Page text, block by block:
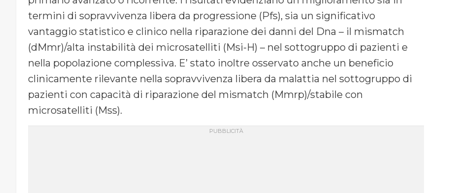
termini di sopravvivenza libera da progressione (Pfs), sia un significativo
vantaggio statistico e clinico nella riparazione dei danni del Dna – il mismatch
(dMmr)/alta instabilità dei microsatelliti (Msi-H) – nel sottogruppo di pazienti e
nella popolazione complessiva. E’ stato inoltre osservato anche un beneficio
clinicamente rilevante nella sopravvivenza libera da malattia nel sottogruppo di
pazienti con capacità di riparazione del mismatch (Mmrp)/stabile con
microsatelliti (Mss).